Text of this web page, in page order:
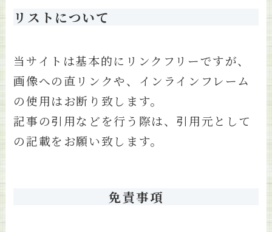
リストについて
当サイトは基本的にリンクフリーですが、
画像への直リンクや、インラインフレーム
の使用はお断り致します。
記事の引用などを行う際は、引用元として
の記載をお願い致します。
免責事項